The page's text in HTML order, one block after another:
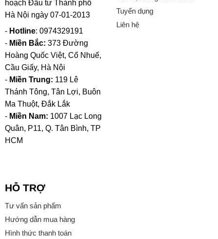
hoạch Đầu tư Thành phố
Hà Nội ngày 07-01-2013
- Hotline: 0974329191
- Miền Bắc: 373 Đường
Hoàng Quốc Việt, Cổ Nhuế,
Cầu Giấy, Hà Nội
- Miền Trung: 119 Lê
Thánh Tông, Tân Lợi, Buôn
Ma Thuột, Đắk Lắk
- Miền Nam: 1007 Lạc Long
Quân, P11, Q. Tân Bình, TP
HCM
Tuyển dụng
Liên hệ
HỖ TRỢ
Tư vấn sản phẩm
Hướng dẫn mua hàng
Hình thức thanh toán